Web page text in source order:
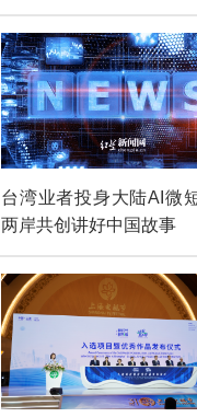
台湾业者投身大陆AI微
两岸共创讲好中国故事